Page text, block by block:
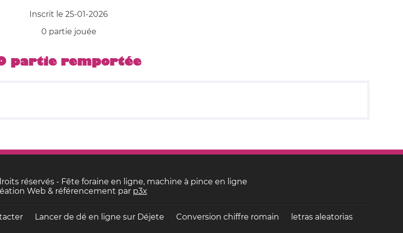
Inscrit le 25-01-2026
0 partie jouée
partie remportée
réservés - Fête foraine en ligne, machine à pince en ligne
Web & référencement par p3x
Lancer de dé en ligne sur Déjete Conversion chiffre romain letras aleatorias